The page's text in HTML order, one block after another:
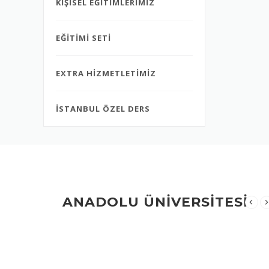
KİŞİSEL EĞİTİMLERİMİZ
EĞİTİMİ SETİ
EXTRA HİZMETLETİMİZ
İSTANBUL ÖZEL DERS
ANADOLU ÜNİVERSİTESİ